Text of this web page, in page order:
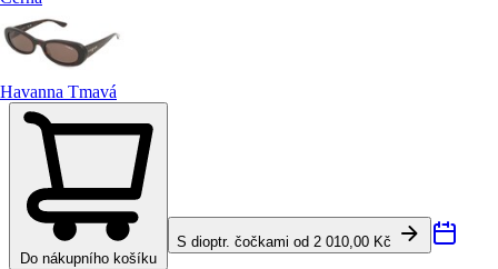
Havanna Tmavá
Do nákupního košíku
S dioptr. čočkami od 2 010,00 Kč